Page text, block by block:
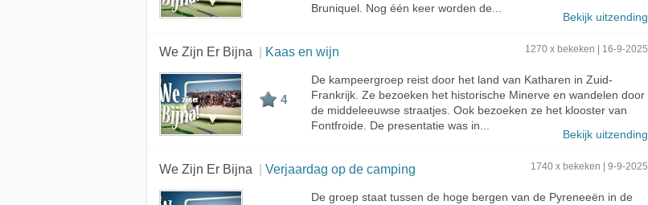
Bruniquel. Nog één keer worden de...
Bekijk uitzending
We Zijn Er Bijna Kaas en wijn 1270 x bekeken | 16-9-2025
4
De kampeergroep reist door het land van Katharen in Zuid-
Frankrijk. Ze bezoeken het historische Minerve en wandelen door
de middeleeuwse straatjes. Ook bezoeken ze het klooster van
Fontfroide. De presentatie was in...
Bekijk uitzending
We Zijn Er Bijna Verjaardag op de camping 1740 x bekeken | 9-9-2025
De groep staat tussen de hoge bergen van de Pyreneeën in de